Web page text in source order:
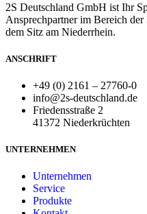
2S Deutschland GmbH ist Ihr
Ansprechpartner im Bereich
dem Sitz am Niederrhein.
ANSCHRIFT
+49 (0) 2161 – 27760-0
info@2s-deutschland.de
Friedensstraße 2
41372 Niederkrüchten
UNTERNEHMEN
Unternehmen
Service
Produkte